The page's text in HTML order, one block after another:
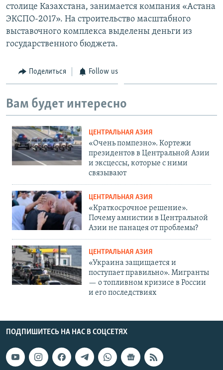
столице Казахстана, занимается компания «Астана
ЭКСПО-2017». На строительство масштабного
выставочного комплекса выделены деньги из
государственного бюджета.
Поделиться Follow us
Вам будет интересно
ЦЕНТРАЛЬНАЯ АЗИЯ
«Очень помпезно». Кортежи
президентов в Центральной Азии
и эксцессы, которые с ними
связывают
ЦЕНТРАЛЬНАЯ АЗИЯ
«Краткосрочное решение».
Почему амнистии в Центральной
Азии не панацея от проблемы?
ЦЕНТРАЛЬНАЯ АЗИЯ
«Украина защищается и
поступает правильно». Мигранты
— о топливном кризисе в России
и его последствиях
ПОДПИШИТЕСЬ НА НАС В СОЦСЕТЯХ